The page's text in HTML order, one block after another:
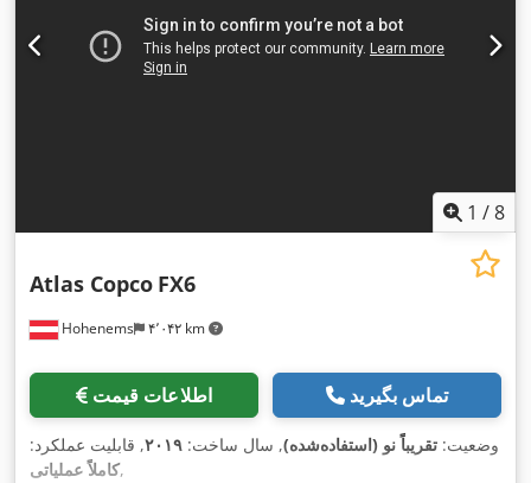
1 /8
Hohenems ۴٬۰۴۲ km
Atlas Copco FX6
اطلاعات قیمت تماس بگیرید
وضعیت: تقریباً نو (استفاده‌شده), سال ساخت: ۲۰۱۹, قابلیت عملکرد:
کاملاً عملیاتی,